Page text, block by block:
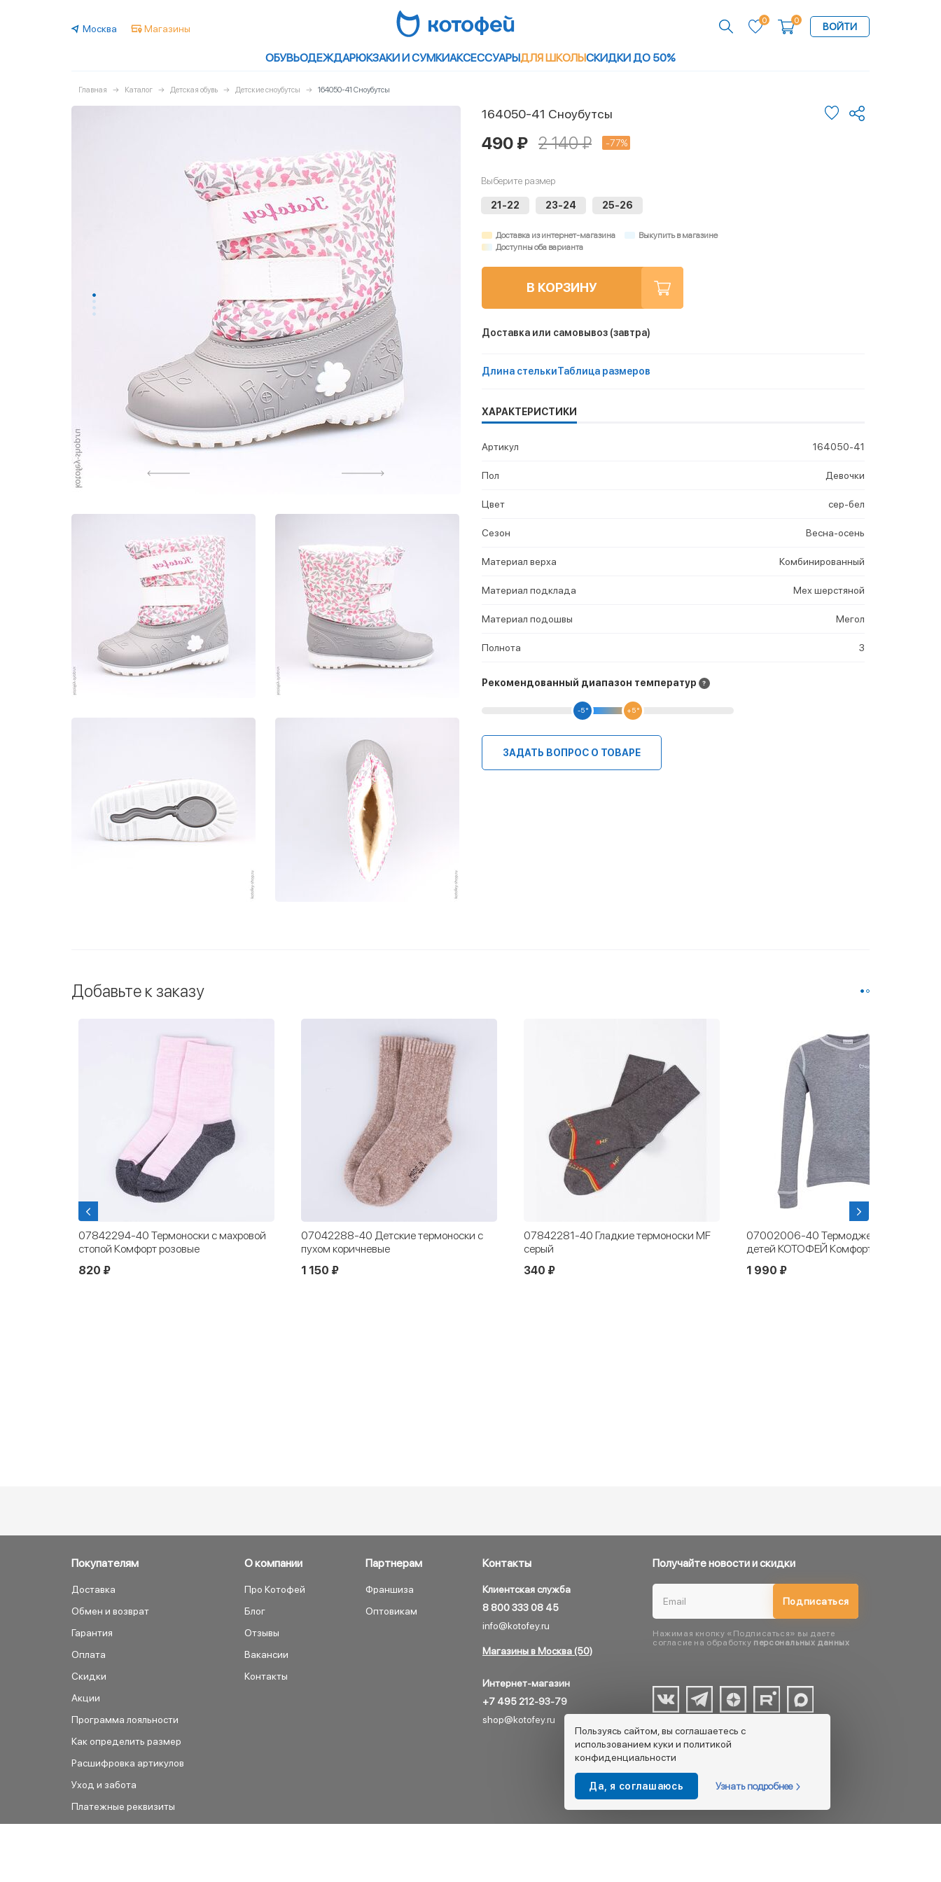
Москва Магазины
0 0
ВОЙТИ
ОБУВЬОДЕЖДАРЮКЗАКИ И СУМКИАКСЕССУАРЫДЛЯ ШКОЛЫСКИДКИ ДО 50%
Главная Каталог Детская обувь Детские сноубутсы 164050-41 Сноубутсы
164050-41 Сноубутсы
490 ₽ 2 140 ₽ -77%
Выберите размер
21-22 23-24 25-26
Доставка из интернет-магазина
Выкупить в магазине
Доступны оба варианта
В КОРЗИНУ
Доставка или самовывоз (завтра)
Длина стелькиТаблица размеров
ХАРАКТЕРИСТИКИ
Артикул 164050-41
Пол Девочки
Цвет сер-бел
Сезон Весна-осень
Материал верха Комбинированный
Материал подклада Мех шерстяной
Материал подошвы Мегол
Полнота 3
Рекомендованный диапазон температур
-5 ° +5 °
ЗАДАТЬ ВОПРОС О ТОВАРЕ
Добавьте к заказу
07842294-40 Термоноски с махровой
стопой Комфорт розовые
820 ₽
07042288-40 Детские термоноски с
пухом коричневые
1 150 ₽
07842281-40 Гладкие термоноски MF
серый
340 ₽
07002006-40 Термоджемпер для
детей КОТОФЕЙ Комфорт темно-серый
1 990 ₽
Покупателям
Доставка
Обмен и возврат
Гарантия
Оплата
Скидки
Акции
Программа лояльности
Как определить размер
Расшифровка артикулов
Уход и забота
Платежные реквизиты
О компании
Про Котофей
Блог
Отзывы
Вакансии
Контакты
Партнерам
Франшиза
Оптовикам
Контакты
Клиентская служба
8 800 333 08 45
info@kotofey.ru
Магазины в Москва (50)
Интернет-магазин
+7 495 212-93-79
shop@kotofey.ru
Получайте новости и скидки
Подписаться
Нажимая кнопку «Подписаться» вы даете
согласие на обработку персональных данных
Пользуясь сайтом, вы соглашаетесь с
использованием куки и политикой
конфиденциальности
Да, я соглашаюсь Узнать подробнее